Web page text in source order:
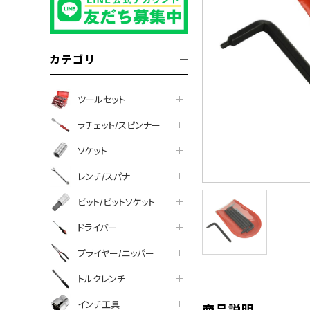
カテゴリ
ツールセット
ラチェット/スピンナー
ソケット
レンチ/スパナ
ビット/ビットソケット
ドライバー
プライヤー/ニッパー
トルクレンチ
インチ工具
facebook
line